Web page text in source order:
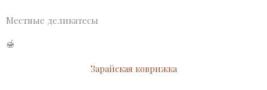
Местные деликатесы
🍯
Зарайская коврижка